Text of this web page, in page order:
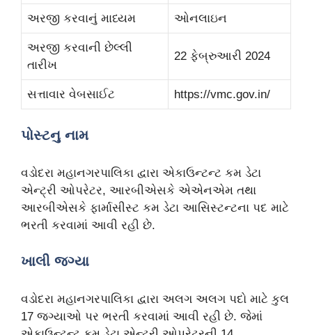
અરજી કરવાનું માધ્યમ ઓનલાઇન
અરજી કરવાની છેલ્લી
તારીખ
22 ફેબ્રુઆરી 2024
સત્તાવાર વેબસાઈટ https://vmc.gov.in/
પોસ્ટનુ નામ
વડોદરા મહાનગરપાલિકા દ્વારા એકાઉન્ટન્ટ કમ ડેટા
એન્ટ્રી ઓપરેટર, આરબીએસકે એએનએમ તથા
આરબીએસકે ફાર્માસીસ્ટ કમ ડેટા આસિસ્ટન્ટના પદ માટે
ભરતી કરવામાં આવી રહી છે.
ખાલી જગ્યા
વડોદરા મહાનગરપાલિકા દ્વારા અલગ અલગ પદો માટે કુલ
17 જગ્યાઓ પર ભરતી કરવામાં આવી રહી છે. જેમાં